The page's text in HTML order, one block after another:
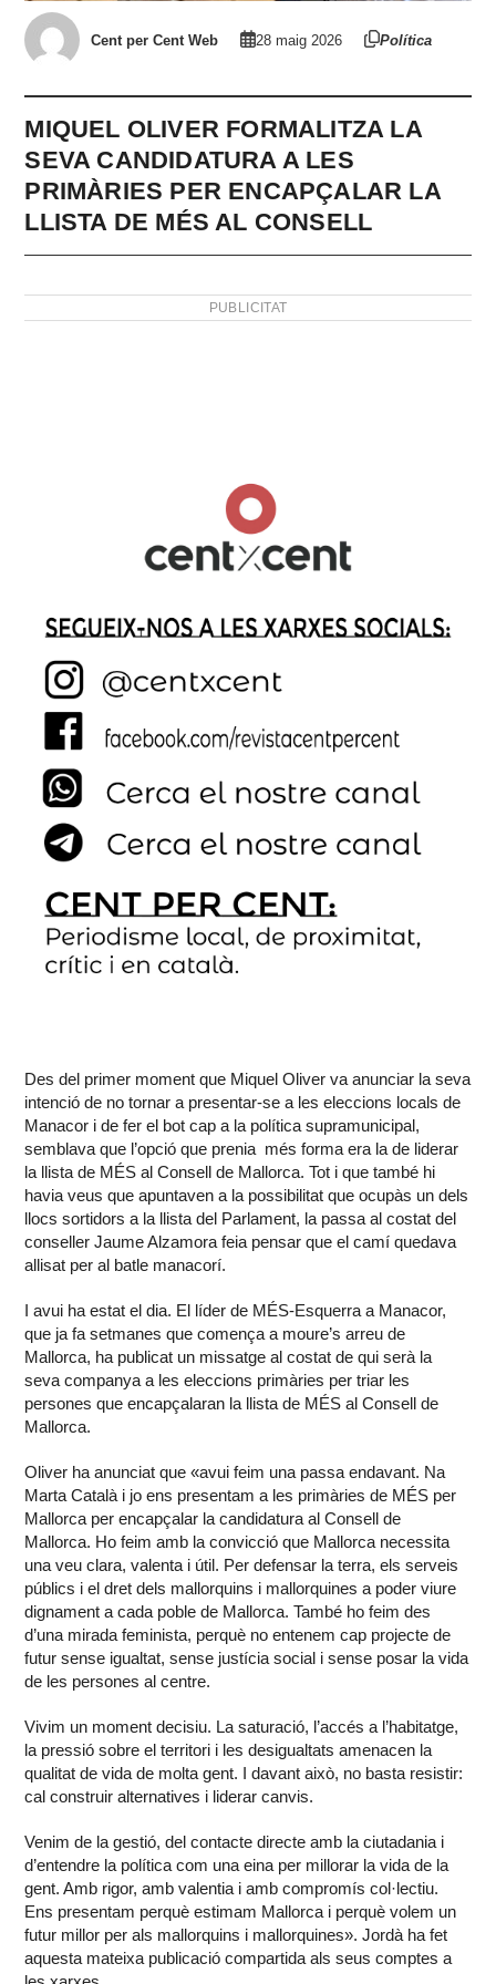
Cent per Cent Web 28 maig 2026 Política
MIQUEL OLIVER FORMALITZA LA
SEVA CANDIDATURA A LES
PRIMÀRIES PER ENCAPÇALAR LA
LLISTA DE MÉS AL CONSELL
PUBLICITAT
Des del primer moment que Miquel Oliver va anunciar la seva
intenció de no tornar a presentar-se a les eleccions locals de
Manacor i de fer el bot cap a la política supramunicipal,
semblava que l’opció que prenia més forma era la de liderar
la llista de MÉS al Consell de Mallorca. Tot i que també hi
havia veus que apuntaven a la possibilitat que ocupàs un dels
llocs sortidors a la llista del Parlament, la passa al costat del
conseller Jaume Alzamora feia pensar que el camí quedava
allisat per al batle manacorí.
I avui ha estat el dia. El líder de MÉS-Esquerra a Manacor,
que ja fa setmanes que comença a moure’s arreu de
Mallorca, ha publicat un missatge al costat de qui serà la
seva companya a les eleccions primàries per triar les
persones que encapçalaran la llista de MÉS al Consell de
Mallorca.
Oliver ha anunciat que «avui feim una passa endavant. Na
Marta Català i jo ens presentam a les primàries de MÉS per
Mallorca per encapçalar la candidatura al Consell de
Mallorca. Ho feim amb la convicció que Mallorca necessita
una veu clara, valenta i útil. Per defensar la terra, els serveis
públics i el dret dels mallorquins i mallorquines a poder viure
dignament a cada poble de Mallorca. També ho feim des
d’una mirada feminista, perquè no entenem cap projecte de
futur sense igualtat, sense justícia social i sense posar la vida
de les persones al centre.
Vivim un moment decisiu. La saturació, l’accés a l’habitatge,
la pressió sobre el territori i les desigualtats amenacen la
qualitat de vida de molta gent. I davant això, no basta resistir:
cal construir alternatives i liderar canvis.
Venim de la gestió, del contacte directe amb la ciutadania i
d’entendre la política com una eina per millorar la vida de la
gent. Amb rigor, amb valentia i amb compromís col·lectiu.
Ens presentam perquè estimam Mallorca i perquè volem un
futur millor per als mallorquins i mallorquines». Jordà ha fet
aquesta mateixa publicació compartida als seus comptes a